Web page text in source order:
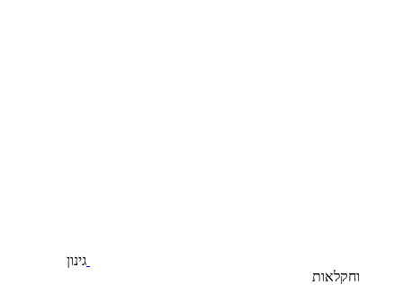
גינון
וחקלאות